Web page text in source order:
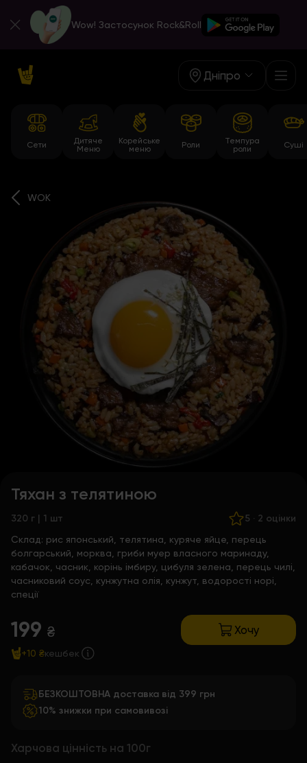
Wow! Застосунок Rock&Roll
Дніпро
Сети
Дитяче
Меню
Корейське
меню
Роли
Темпура
роли
Суші
WOK
Тяхан з телятиною
320 г | 1 шт 5 · 2 оцінки
Склад: рис японський, телятина, куряче яйце, перець
болгарський, морква, гриби муер власного маринаду,
кабачок, часник, корінь імбиру, цибуля зелена, перець чилі,
часниковий соус, кунжутна олія, кунжут, водорості норі,
спеції
199 ₴ Хочу
+10 ₴кешбек
БЕЗКОШТОВНА доставка від 399 грн
10% знижки при самовивозі
Харчова цінність на 100г